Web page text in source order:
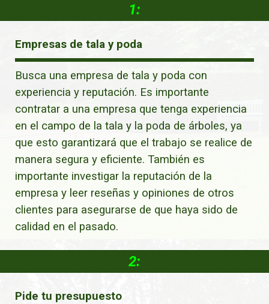
1:
Empresas de tala y poda
Busca una empresa de tala y poda con
experiencia y reputación. Es importante
contratar a una empresa que tenga experiencia
en el campo de la tala y la poda de árboles, ya
que esto garantizará que el trabajo se realice de
manera segura y eficiente. También es
importante investigar la reputación de la
empresa y leer reseñas y opiniones de otros
clientes para asegurarse de que haya sido de
calidad en el pasado.
2:
Pide tu presupuesto